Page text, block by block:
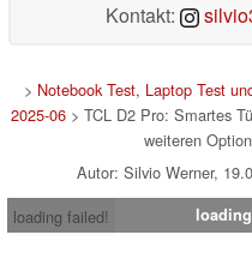
Kontakt:
> Notebook Test, Laptop Test
2025-06> TCL D2 Pro: Smartes
weiteren
Autor: Silvio Werner,
loading failed!